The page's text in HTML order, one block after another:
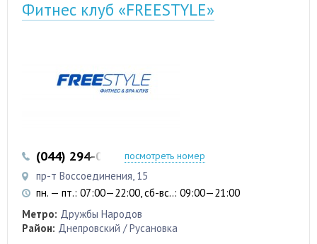
Фитнес клуб «FREESTYLE»
(044) 294-02-10посмотреть номер
пр-т Воссоединения, 15
пн. — пт.: 07:00—22:00, сб-вс..: 09:00—21:00
Метро: Дружбы Народов
Район: Днепровский / Русановка